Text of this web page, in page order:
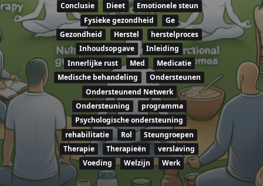
Conclusie
Dieet
Emotionele steun
Fysieke gezondheid
Ge
Gezondheid
Herstel
herstelproces
Inhoudsopgave
Inleiding
Innerlijke rust
Med
Medicatie
Medische behandeling
Ondersteunen
Ondersteunend Netwerk
Ondersteuning
programma
Psychologische ondersteuning
rehabilitatie
Rol
Steungroepen
Therapie
Therapieën
verslaving
Voeding
Welzijn Werk